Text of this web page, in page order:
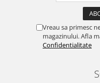
Vreau sa primesc
magazinului. Afla
Confidentialitate